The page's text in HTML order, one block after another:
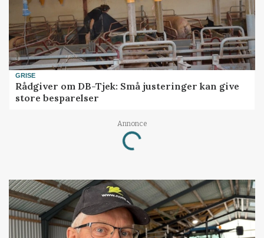
GRISE
Rådgiver om DB-Tjek: Små justeringer kan give
store besparelser
Annonce
Loading...